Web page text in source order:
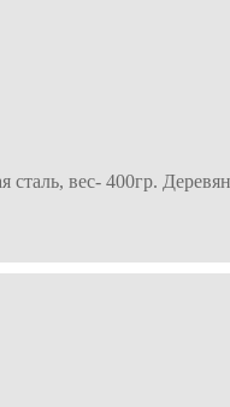
вес- 400гр.